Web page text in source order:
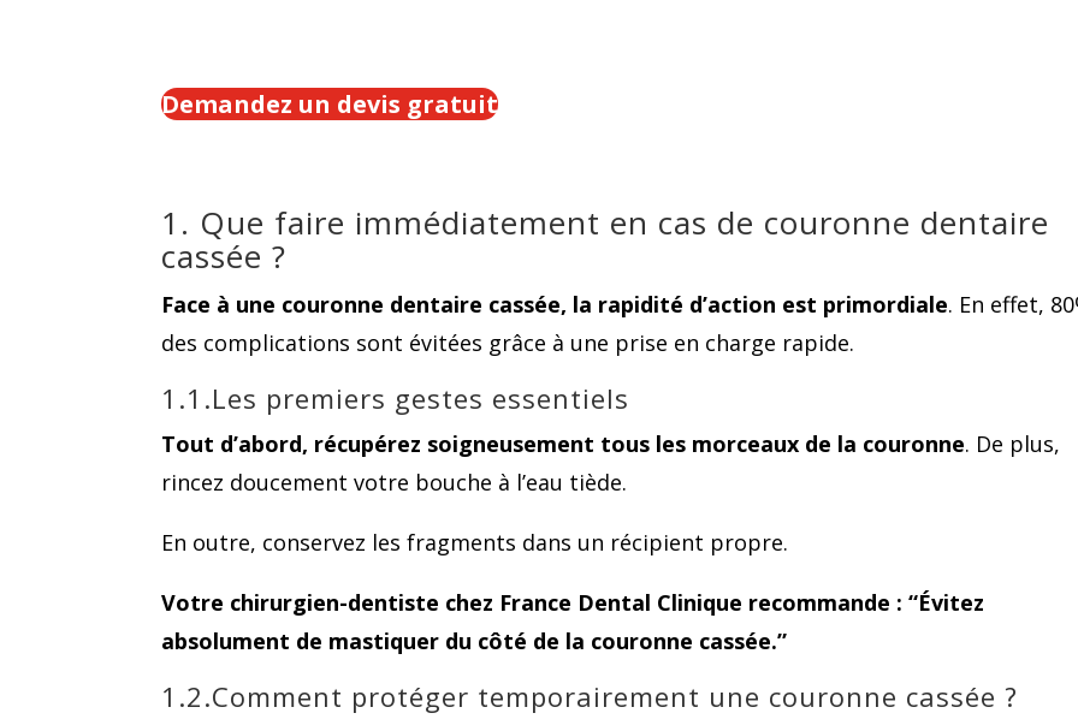
Demandez un devis gratuit
1. Que faire immédiatement en cas de couronne dentaire
cassée ?
Face à une couronne dentaire cassée, la rapidité d’action est primordiale. En effet,
des complications sont évitées grâce à une prise en charge rapide.
1.1.Les premiers gestes essentiels
Tout d’abord, récupérez soigneusement tous les morceaux de la couronne. De plus,
rincez doucement votre bouche à l’eau tiède.
En outre, conservez les fragments dans un récipient propre.
Votre chirurgien-dentiste chez France Dental Clinique recommande : “Évitez
absolument de mastiquer du côté de la couronne cassée.”
1.2.Comment protéger temporairement une couronne cassée ?